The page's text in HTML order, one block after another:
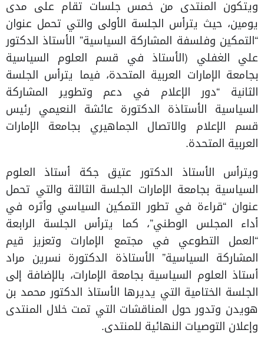
ويتكون المنتدى من خمس جلسات تقام على مدى
يومين، حيث يترأس الجلسة الأولى والتي تحمل عنوان
“التمكين وفلسفة المشاركة السياسية” الأستاذ الدكتور
علي الغفلي (الأستاذ في قسم العلوم السياسية
بجامعة الإمارات العربية المتحدة، فيما يترأس الجلسة
الثانية “دور الإعلام في دعم وتطوير المشاركة
السياسية الأستاذة الدكتورة عائشة النعيمي رئيس
قسم الإعلام والاتصال الجماهيري بجامعة الإمارات
العربية المتحدة.
ويترأس الأستاذ الدكتور عتيق جكة أستاذ العلوم
السياسية بجامعة الإمارات الجلسة الثالثة والتي تحمل
عنوان “قراءة في تطور التمكين السياسي وأثره في
أداء المجلس الوطني”، كما يترأس الجلسة الرابعة
“العمل التطوعي في مجتمع الإمارات وتعزيز قيم
المشاركة السياسية” الأستاذة الدكتورة نسرين مراد
أستاذ العلوم السياسية بجامعة الإمارات، بالإضافة إلى
الجلسة الختامية التي يديرها الأستاذ الدكتور محمد بن
هويدن وتدور حول المناقشات التي تمت خلال المنتدى
وإعلان التوصيات النهائية للمنتدى.